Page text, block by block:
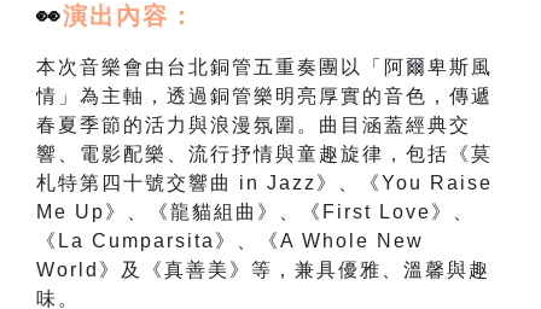
👀演出 內容：
本次音樂會由台北銅管五重奏團以「阿爾卑斯風
情」為主軸，透過銅管樂明亮厚實的音色，傳遞
春夏季節的活力與浪漫氛圍。曲目涵蓋經典交
響、電影配樂、流行抒情與童趣旋律，包括《莫
札特第四十號交響曲
in Jazz 》、《You Raise
Me Up》、《龍貓組曲》、《 First Love》、
《 La Cumparsita 》、《A Whole New
World 》及《真善美》等，兼具優雅、溫馨與趣
味。